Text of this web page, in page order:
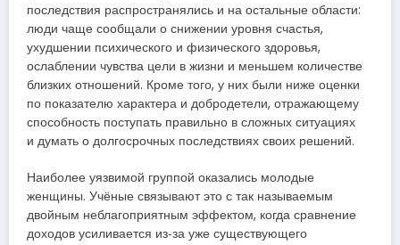
последствия распространялись и на остальные области:
люди чаще сообщали о снижении уровня счастья,
ухудшении психического и физического здоровья,
ослаблении чувства цели в жизни и меньшем количестве
близких отношений. Кроме того, у них были ниже оценки
по показателю характера и добродетели, отражающему
способность поступать правильно в сложных ситуациях
и думать о долгосрочных последствиях своих решений.
Наиболее уязвимой группой оказались молодые
женщины. Учёные связывают это с так называемым
двойным неблагоприятным эффектом, когда сравнение
доходов усиливается из‑за уже существующего